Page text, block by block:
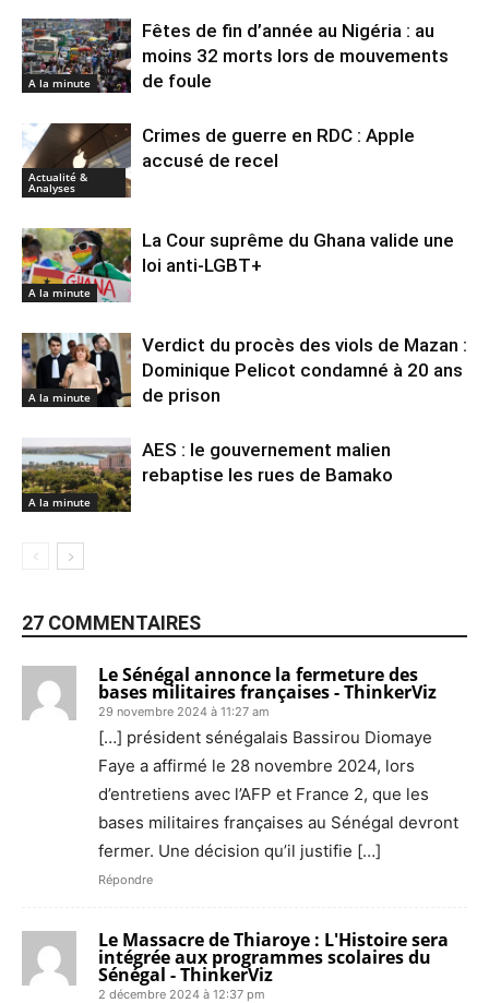
A la minute
Fêtes de fin d’année au Nigéria : au
moins 32 morts lors de mouvements
de foule
Actualité &
Analyses
Crimes de guerre en RDC : Apple
accusé de recel
A la minute
La Cour suprême du Ghana valide une
loi anti-LGBT+
A la minute
Verdict du procès des viols de Mazan :
Dominique Pelicot condamné à 20 ans
de prison
A la minute
AES : le gouvernement malien
rebaptise les rues de Bamako
27 COMMENTAIRES
Le Sénégal annonce la fermeture des
bases militaires françaises - ThinkerViz
29 novembre 2024 à 11:27 am
[…] président sénégalais Bassirou Diomaye
Faye a affirmé le 28 novembre 2024, lors
d’entretiens avec l’AFP et France 2, que les
bases militaires françaises au Sénégal devront
fermer. Une décision qu’il justifie […]
Répondre
Le Massacre de Thiaroye : L'Histoire sera
intégrée aux programmes scolaires du
Sénégal - ThinkerViz
2 décembre 2024 à 12:37 pm